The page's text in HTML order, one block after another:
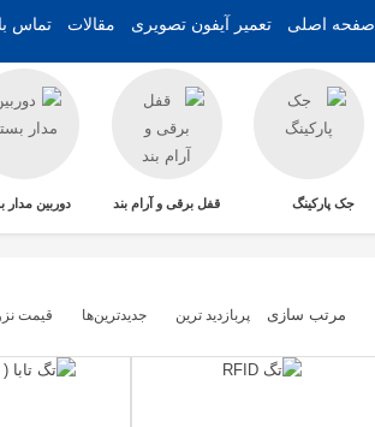
صفحه اصلی تعمیر آیفون تصویری مقالات تماس
جک پارکینگ قفل برقی و آرام بند دوربین مدار
مرتب سازی پربازديد ترين جديدترين‌ها قيمت